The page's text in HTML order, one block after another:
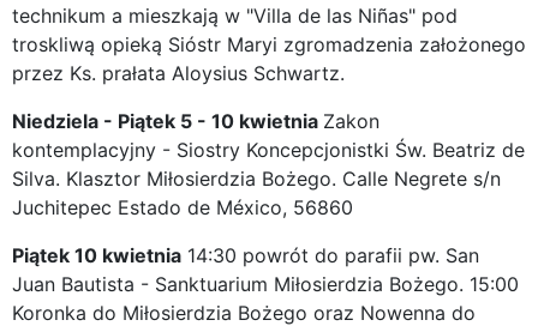
technikum a mieszkają w "Villa de las Niñas" pod
troskliwą opieką Sióstr Maryi zgromadzenia założonego
przez Ks. prałata Aloysius Schwartz.
Niedziela - Piątek 5 - 10 kwietnia Zakon
kontemplacyjny - Siostry Koncepcjonistki Św. Beatriz de
Silva. Klasztor Miłosierdzia Bożego. Calle Negrete s/n
Juchitepec Estado de México, 56860
Piątek 10 kwietnia 14:30 powrót do parafii pw. San
Juan Bautista - Sanktuarium Miłosierdzia Bożego. 15:00
Koronka do Miłosierdzia Bożego oraz Nowenna do